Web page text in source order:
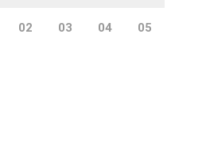
02 03 04 05